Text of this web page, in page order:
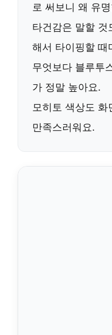
로 써보니 왜 유
타건감은 말할 것
해서 타이핑할 때
무엇보다 블루투
가 정말 높아요.
모히토 색상도
만족스러워요.